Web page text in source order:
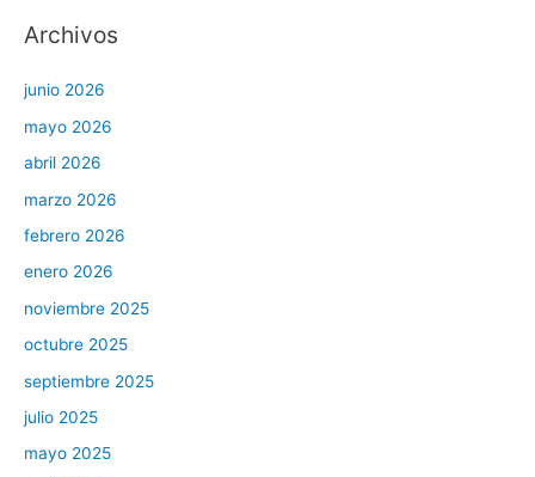
Archivos
junio 2026
mayo 2026
abril 2026
marzo 2026
febrero 2026
enero 2026
noviembre 2025
octubre 2025
septiembre 2025
julio 2025
mayo 2025